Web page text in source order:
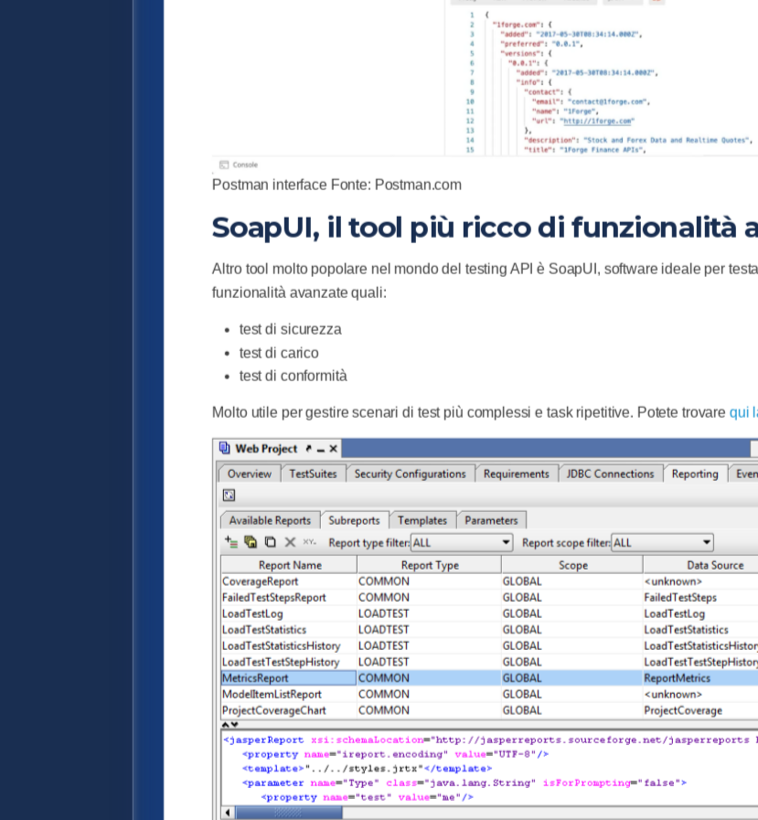
Postman interface Fonte: Postman.com
SoapUI, il tool più ricco di funzionalità
Altro tool molto popolare nel mondo del testing API è SoapUI, software ideale per
funzionalità avanzate quali:
test di sicurezza
test di carico
test di conformità
Molto utile per gestire scenari di test più complessi e task ripetitive. Potete trovarequi